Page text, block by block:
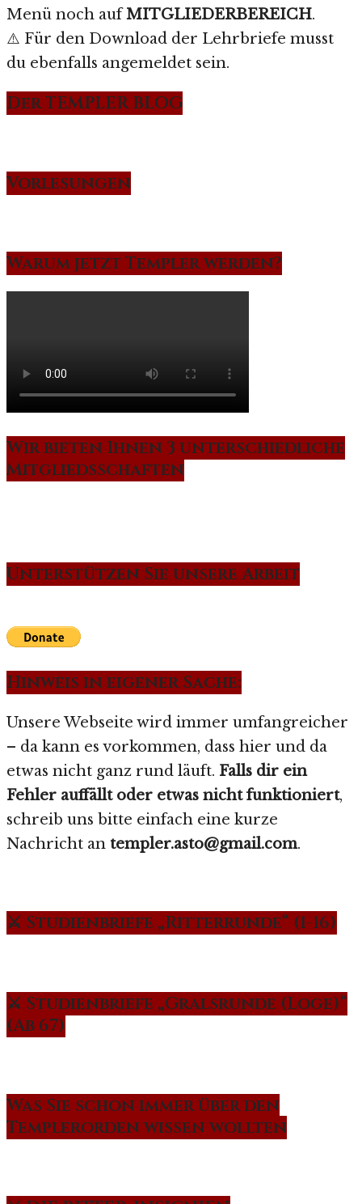
Menü noch aufMITGLIEDERBEREICH.
⚠️ Für den Download der Lehrbriefe musst
du ebenfalls angemeldet sein.
Der TEMPLER BLOG
Vorlesungen
Warum jetzt Templer werden?
Wir bieten Ihnen 3 unterschiedliche
Mitgliedsschaften
Unterstützen Sie unsere Arbeit
Hinweis in eigener Sache:
Unsere Webseite wird immer umfangreicher
– da kann es vorkommen, dass hier und da
etwas nicht ganz rund läuft. Falls dir ein
Fehler auffällt oder etwas nicht funktioniert,
schreib uns bitte einfach eine kurze
Nachricht an templer.asto@gmail.com.
⚔️ Studienbriefe „Ritterrunde“ (1-16)
⚔️ Studienbriefe „Gralsrunde (Loge)“
(Ab 67)
Was Sie schon immer über den
Templerorden wissen wollten